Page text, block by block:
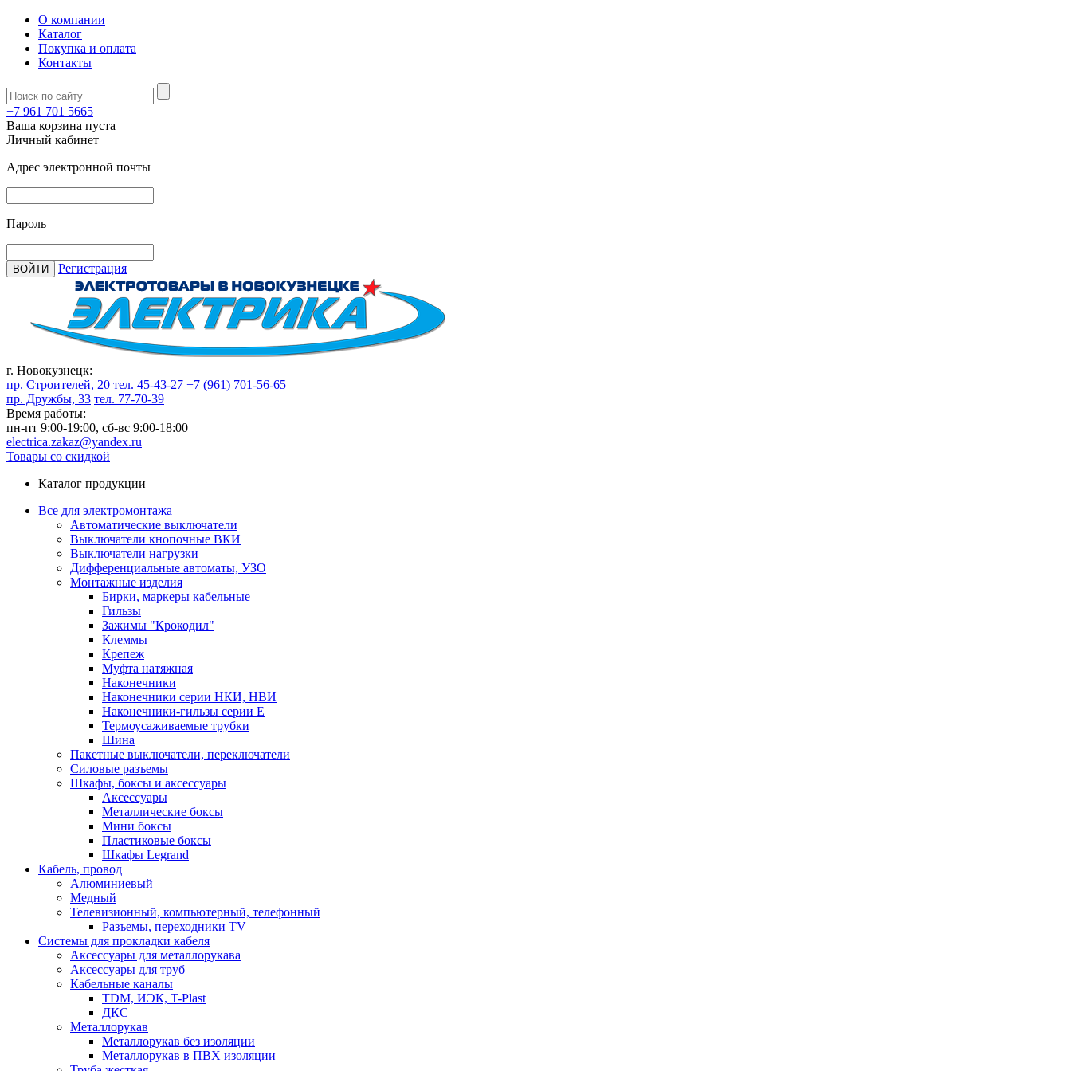
О компании
Каталог
Покупка и оплата
Контакты
+7 961 701 5665
Ваша корзина пуста
Личный кабинет
Адрес электронной почты
Пароль
ВОЙТИ Регистрация
г. Новокузнецк:
пр. Строителей, 20 тел. 45-43-27 +7 (961) 701-56-65
пр. Дружбы, 33 тел. 77-70-39
Время работы:
пн-пт 9:00-19:00, сб-вс 9:00-18:00
electrica.zakaz@yandex.ru
Товары со скидкой
Каталог продукции
Все для электромонтажа
Автоматические выключатели
Выключатели кнопочные ВКИ
Выключатели нагрузки
Дифференциальные автоматы, УЗО
Монтажные изделия
Бирки, маркеры кабельные
Гильзы
Зажимы "Крокодил"
Клеммы
Крепеж
Муфта натяжная
Наконечники
Наконечники серии НКИ, НВИ
Наконечники-гильзы серии Е
Термоусаживаемые трубки
Шина
Пакетные выключатели, переключатели
Силовые разъемы
Шкафы, боксы и аксессуары
Аксессуары
Металлические боксы
Мини боксы
Пластиковые боксы
Шкафы Legrand
Кабель, провод
Алюминиевый
Медный
Телевизионный, компьютерный, телефонный
Разъемы, переходники TV
Системы для прокладки кабеля
Аксессуары для металлорукава
Аксессуары для труб
Кабельные каналы
TDM, ИЭК, T-Plast
ДКС
Металлорукав
Металлорукав без изоляции
Металлорукав в ПВХ изоляции